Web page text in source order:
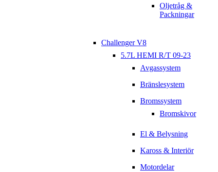
Oljetråg &
Packningar
Challenger V8
5.7L HEMI R/T 09-23
Avgassystem
Bränslesystem
Bromssystem
Bromskivor
El & Belysning
Kaross & Interiör
Motordelar